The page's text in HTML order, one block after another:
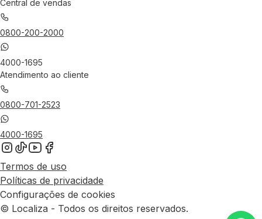
Central de vendas
0800-200-2000
4000-1695
Atendimento ao cliente
0800-701-2523
4000-1695
Termos de uso
Políticas de privacidade
Configurações de cookies
© Localiza - Todos os direitos reservados.